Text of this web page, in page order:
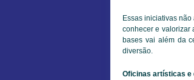
Essas iniciativas
conhecer e valorizar
bases vai além da
diversão.
Oficinas artísticas e